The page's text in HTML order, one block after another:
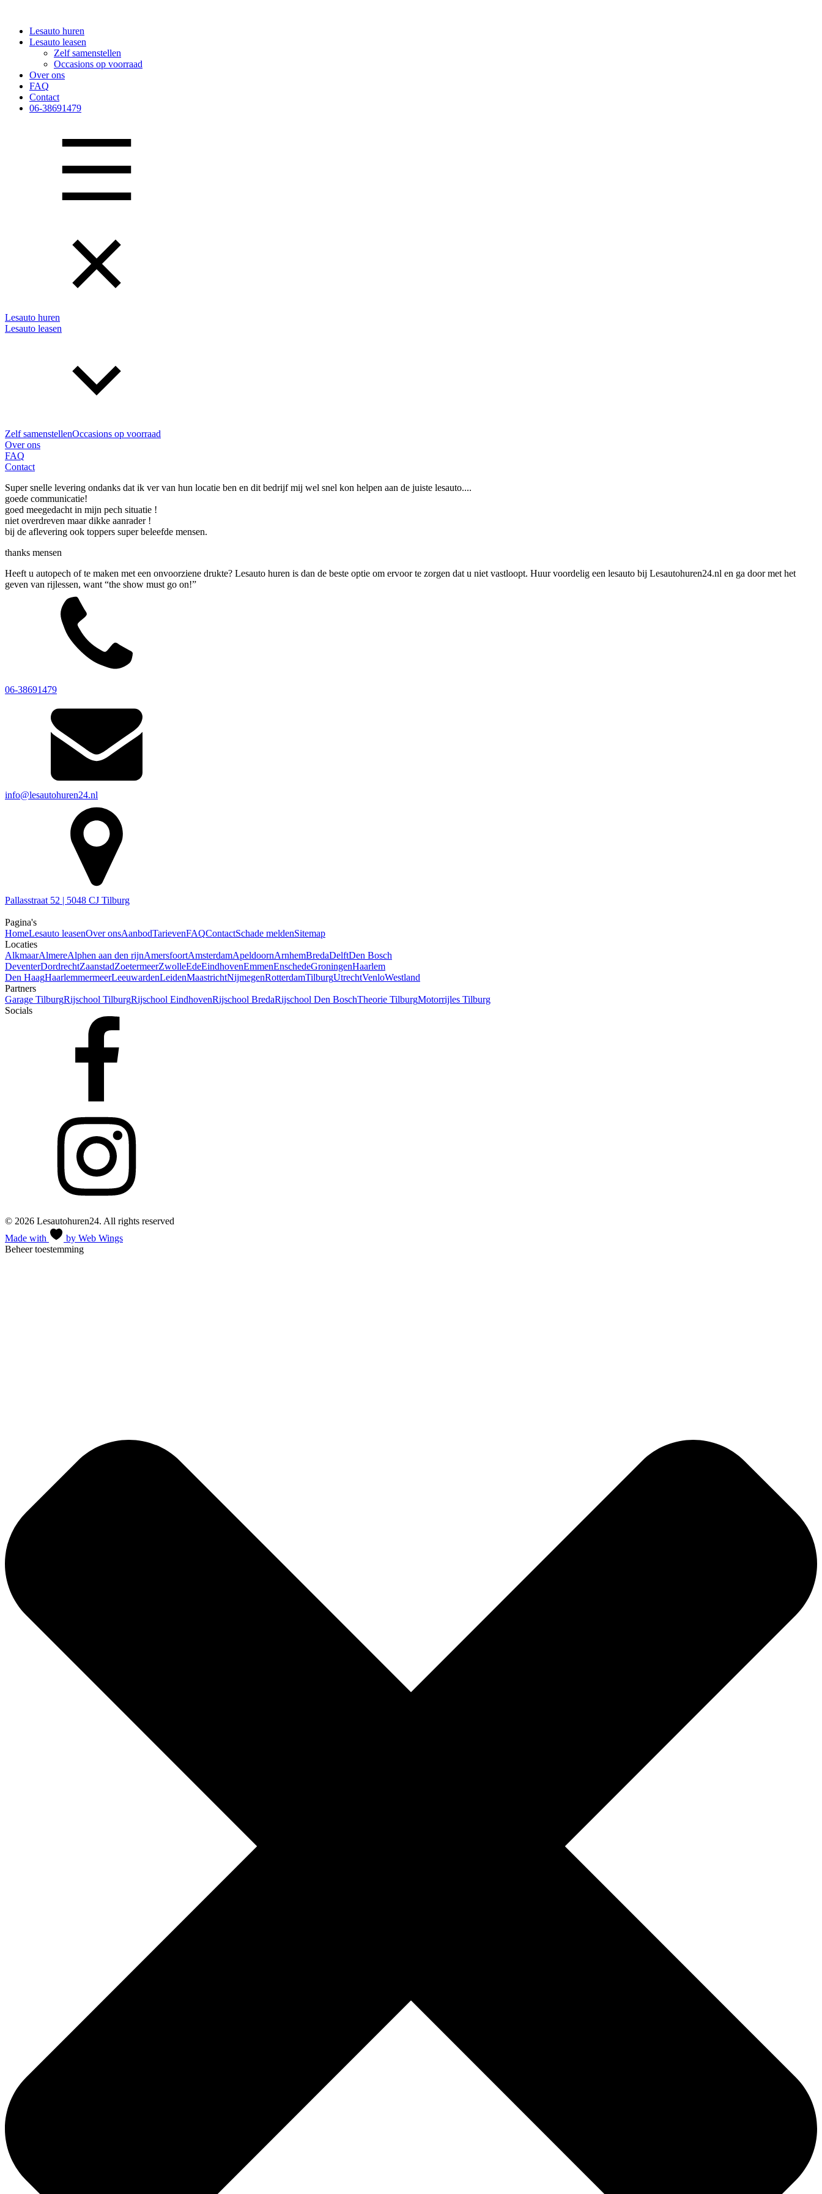
Lesauto huren
Lesauto leasen
Zelf samenstellen
Occasions op voorraad
Over ons
FAQ
Contact
06-38691479
Lesauto huren
Lesauto leasen
Zelf samenstellenOccasions op voorraad
Over ons
FAQ
Contact
Super snelle levering ondanks dat ik ver van hun locatie ben en dit bedrijf mij wel snel kon helpen aan de juiste lesauto....
goede communicatie!
goed meegedacht in mijn pech situatie !
niet overdreven maar dikke aanrader !
bij de aflevering ook toppers super beleefde mensen.
thanks mensen
Heeft u autopech of te maken met een onvoorziene drukte? Lesauto huren is dan de beste optie om ervoor te zorgen dat u niet vastloopt. Huur voordelig een lesauto bij Lesautohuren24.nl en ga door met het
geven van rijlessen, want “the show must go on!”
06-38691479
info@lesautohuren24.nl
Pallasstraat 52 | 5048 CJ Tilburg
Pagina's
HomeLesauto leasenOver onsAanbodTarievenFAQContactSchade meldenSitemap
Locaties
AlkmaarAlmereAlphen aan den rijnAmersfoortAmsterdamApeldoornArnhemBredaDelftDen Bosch
DeventerDordrechtZaanstadZoetermeerZwolleEdeEindhovenEmmenEnschedeGroningenHaarlem
Den HaagHaarlemmermeerLeeuwardenLeidenMaastrichtNijmegenRotterdamTilburgUtrechtVenloWestland
Partners
Garage TilburgRijschool TilburgRijschool EindhovenRijschool BredaRijschool Den BoschTheorie TilburgMotorrijles Tilburg
Socials
© 2026 Lesautohuren24. All rights reserved
Made with
by Web Wings
Beheer toestemming